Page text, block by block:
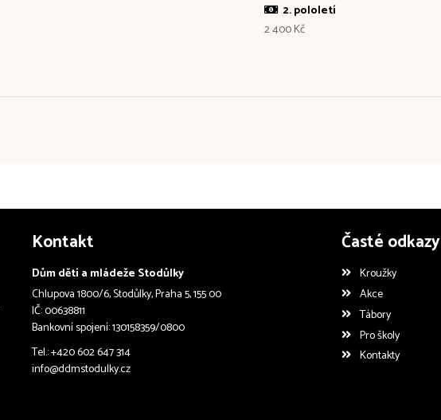
2. pololetí
2 400 Kč
Kontakt
Dům dětí a mládeže Stodůlky
Chlupova 1800/6, Stodůlky, Praha 5, 155 00
IČ: 00638811
Bankovní spojení: 130158359/0800
Tel.: +420 602 647 314
info@ddmstodulky.cz
Časté odkazy
Kroužky
Akce
Tábory
Pro školy
Kontakty